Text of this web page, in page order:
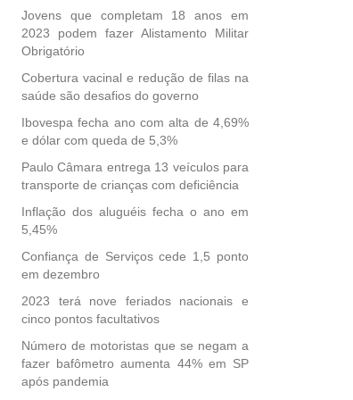
novos
comentários
mail.
Jovens que completam 18 anos em
2023 podem fazer Alistamento Militar
Obrigatório
Cobertura vacinal e redução de filas na
saúde são desafios do governo
Ibovespa fecha ano com alta de 4,69%
e dólar com queda de 5,3%
Paulo Câmara entrega 13 veículos para
transporte de crianças com deficiência
Inflação dos aluguéis fecha o ano em
5,45%
Confiança de Serviços cede 1,5 ponto
em dezembro
2023 terá nove feriados nacionais e
cinco pontos facultativos
Número de motoristas que se negam a
fazer bafômetro aumenta 44% em SP
após pandemia